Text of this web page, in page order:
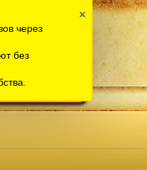
с 10:00 до 21:00
через
без
×